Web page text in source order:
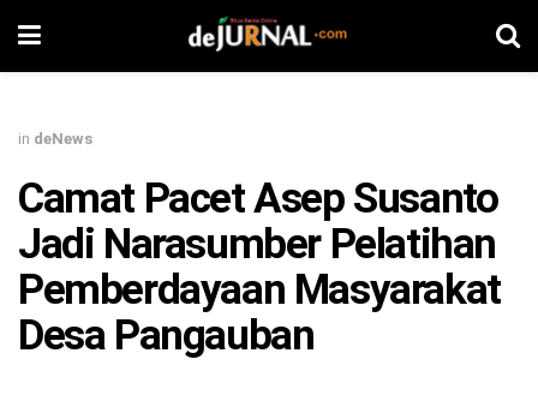
in deNews
Camat Pacet Asep Susanto
Jadi Narasumber Pelatihan
Pemberdayaan Masyarakat
Desa Pangauban